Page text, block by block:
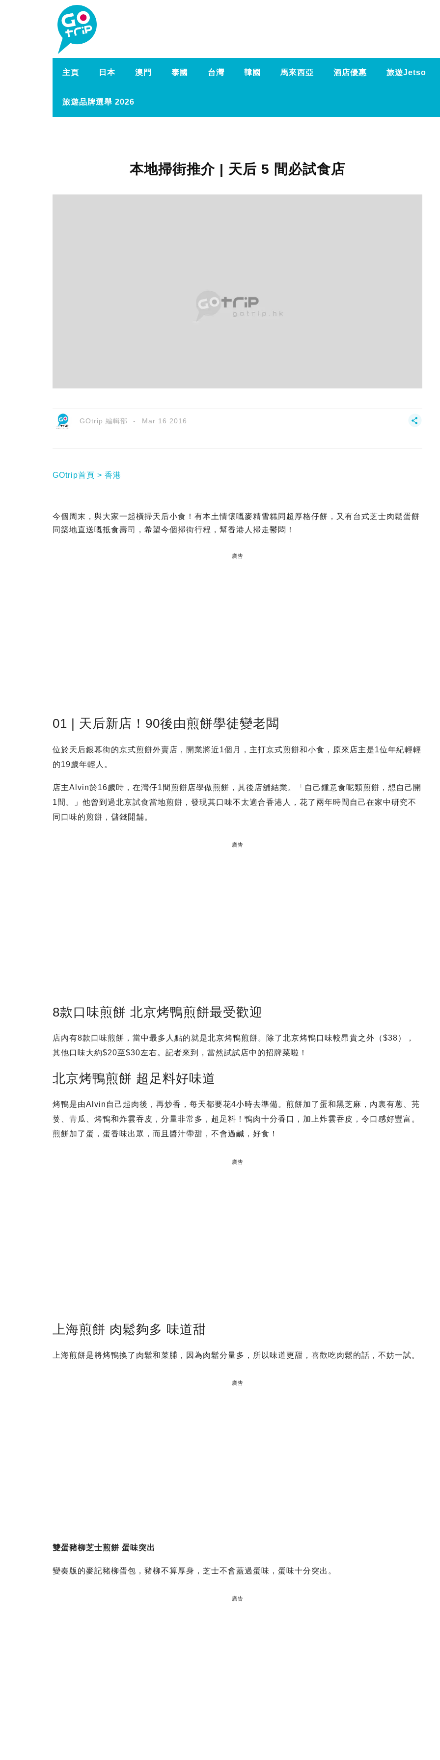
主頁 日本 澳門 泰國 台灣 韓國 馬來西亞 酒店優惠 旅遊Jetso
旅遊品牌選舉 2026
本地掃街推介 | 天后 5 間必試食店
GOtrip 編輯部 Mar 16 2016
GOtrip首頁 香港
今個周末，與大家一起橫掃天后小食！有本土情懷嘅麥精雪糕同超厚格仔餅，又有台式芝士肉鬆蛋餅
同築地直送嘅抵食壽司，希望今個掃街行程，幫香港人掃走鬱悶！
廣告
01 | 天后新店！90後由煎餅學徒變老闆
位於天后銀幕街的京式煎餅外賣店，開業將近1個月，主打京式煎餅和小食，原來店主是1位年紀輕輕
的19歲年輕人。
店主Alvin於16歲時，在灣仔1間煎餅店學做煎餅，其後店舖結業。「自己鍾意食呢類煎餅，想自己開
1間。」他曾到過北京試食當地煎餅，發現其口味不太適合香港人，花了兩年時間自己在家中研究不
同口味的煎餅，儲錢開舖。
廣告
8款口味煎餅 北京烤鴨煎餅最受歡迎
店內有8款口味煎餅，當中最多人點的就是北京烤鴨煎餅。除了北京烤鴨口味較昂貴之外（$38），
其他口味大約$20至$30左右。記者來到，當然試試店中的招牌菜啦！
北京烤鴨煎餅 超足料好味道
烤鴨是由Alvin自己起肉後，再炒香，每天都要花4小時去準備。煎餅加了蛋和黑芝麻，內裏有蔥、芫
荽、青瓜、烤鴨和炸雲吞皮，分量非常多，超足料！鴨肉十分香口，加上炸雲吞皮，令口感好豐富。
煎餅加了蛋，蛋香味出眾，而且醬汁帶甜，不會過鹹，好食！
廣告
上海煎餅 肉鬆夠多 味道甜
上海煎餅是將烤鴨換了肉鬆和菜脯，因為肉鬆分量多，所以味道更甜，喜歡吃肉鬆的話，不妨一試。
廣告
雙蛋豬柳芝士煎餅 蛋味突出
變奏版的麥記豬柳蛋包，豬柳不算厚身，芝士不會蓋過蛋味，蛋味十分突出。
廣告